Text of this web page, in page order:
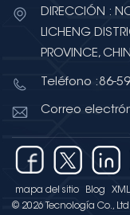
DIRECCIÓN :
LICHENG
PROVINCE,
Teléfono :86-
Correo
mapa del sitio Blog XML
© 2026 Tecnología Co.,